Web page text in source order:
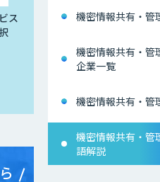
ス
機密情報共有・管
機密情報共有・管
企業一覧
機密情報共有・管
機密情報共有・管
語解説